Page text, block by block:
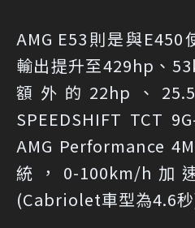
AMG E53則是與E450
輸出提升至429hp、
額外的22hp、
SPEEDSHIFT TCT
AMG Performance
統，0-100km/h加
(Cabriolet車型為4.6